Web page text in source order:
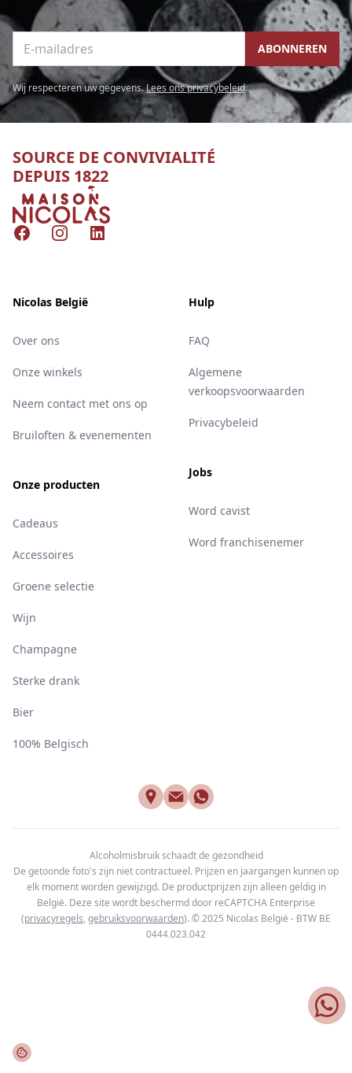
E-mailadres ABONNEREN
Wij respecteren uw gegevens.Lees ons privacybeleid.
SOURCE DE CONVIVIALITÉ
DEPUIS 1822
Nicolas
FacebookInstagramLinkedIn
Nicolas België
Over ons
Onze winkels
Neem contact met ons op
Bruiloften & evenementen
Onze producten
Cadeaus
Accessoires
Groene selectie
Wijn
Champagne
Sterke drank
Bier
100% Belgisch
Hulp
FAQ
Algemene
verkoopsvoorwaarden
Privacybeleid
Jobs
Word cavist
Word franchisenemer
Alcoholmisbruik schaadt de gezondheid
De getoonde foto's zijn niet contractueel. Prijzen en jaargangen kunnen op
elk moment worden gewijzigd. De productprijzen zijn alleen geldig in
België. Deze site wordt beschermd door reCAPTCHA Enterprise
(privacyregels, gebruiksvoorwaarden). © 2025 Nicolas België - BTW BE
0444.023.042